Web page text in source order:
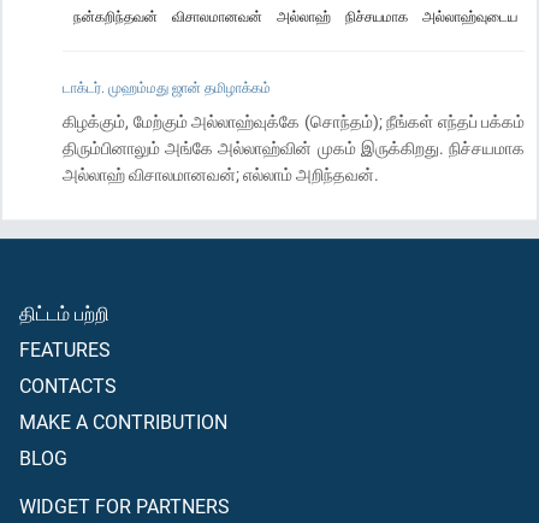
அல்லாஹ்வுடைய
நிச்சயமாக
அல்லாஹ்
விசாலமானவன்
நன்கறிந்தவன்
டாக்டர். முஹம்மது ஜான் தமிழாக்கம்
கிழக்கும், மேற்கும் அல்லாஹ்வுக்கே (சொந்தம்); நீங்கள் எந்தப் பக்கம்
திரும்பினாலும் அங்கே அல்லாஹ்வின் முகம் இருக்கிறது. நிச்சயமாக
அல்லாஹ் விசாலமானவன்; எல்லாம் அறிந்தவன்.
திட்டம் பற்றி
FEATURES
CONTACTS
MAKE A CONTRIBUTION
BLOG
WIDGET FOR PARTNERS